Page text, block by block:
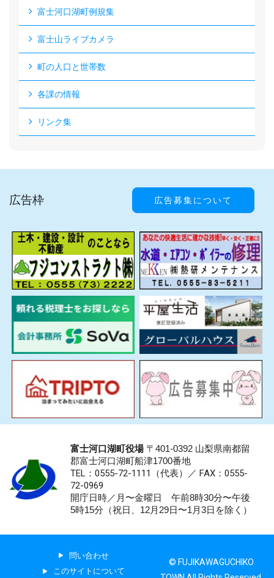
富士河口湖町例規集
富士山ライブカメラ
町の人口と世帯数
各課の情報
リンク集
広告枠 広告募集について
富士河口湖町役場〒401-0392 山梨県南都留
郡富士河口湖町船津1700番地
TEL：0555-72-1111 （代表）／ FAX：0555-
72-0969
開庁日時／月〜金曜日 午前8時30分〜午後
5時15分（祝日、12月29日〜1月3日を除く）
問い合わせ
このサイトについて
© FUJIKAWAGUCHIKO